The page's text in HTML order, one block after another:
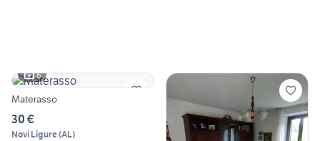
6
Materasso
30 €
Novi Ligure(AL)